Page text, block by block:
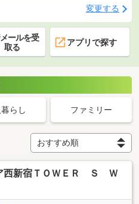
変更する
ールを受
取る
アプリで探す
らし ファミリー
西新宿ＴＯＷＥＲ Ｓ Ｗ